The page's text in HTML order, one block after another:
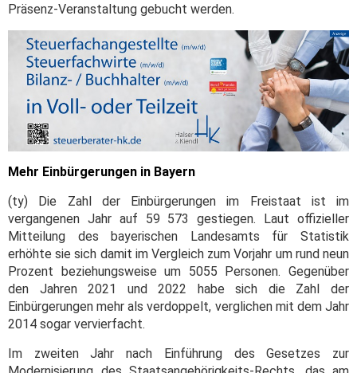
Präsenz-Veranstaltung gebucht werden.
Mehr Einbürgerungen in Bayern
(ty) Die Zahl der Einbürgerungen im Freistaat ist im
vergangenen Jahr auf 59 573 gestiegen. Laut offizieller
Mitteilung des bayerischen Landesamts für Statistik
erhöhte sie sich damit im Vergleich zum Vorjahr um rund neun
Prozent beziehungsweise um 5055 Personen. Gegenüber
den Jahren 2021 und 2022 habe sich die Zahl der
Einbürgerungen mehr als verdoppelt, verglichen mit dem Jahr
2014 sogar vervierfacht.
Im zweiten Jahr nach Einführung des Gesetzes zur